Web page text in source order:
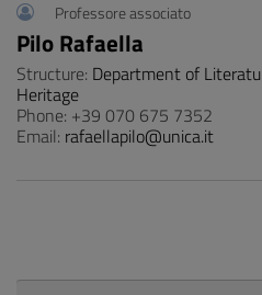
Professore associato
Pilo Rafaella
Structure: Department of
Heritage
Phone: +39 070 675 7352
Email: rafaellapilo@unica.it